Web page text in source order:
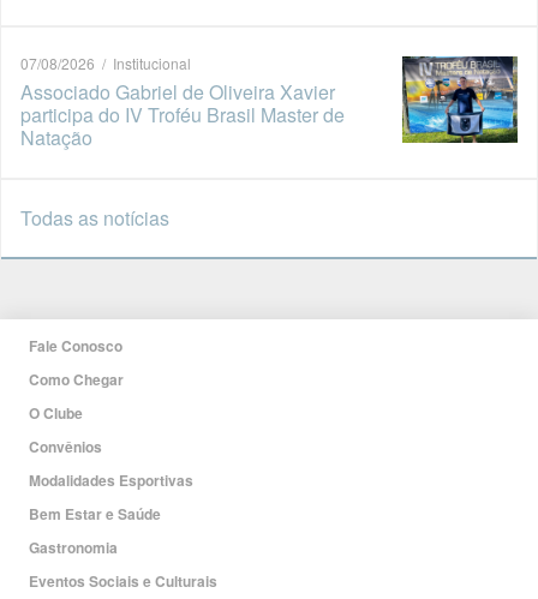
07/08/2026 / Institucional
Associado Gabriel de Oliveira Xavier
participa do IV Troféu Brasil Master de
Natação
Todas as notícias
Fale Conosco
Como Chegar
O Clube
Convênios
Modalidades Esportivas
Bem Estar e Saúde
Gastronomia
Eventos Sociais e Culturais